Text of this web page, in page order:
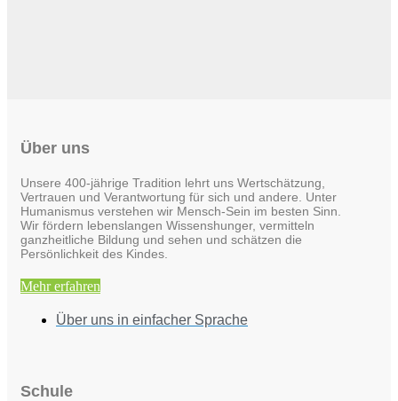
Über uns
Unsere 400-jährige Tradition lehrt uns Wertschätzung,
Vertrauen und Verantwortung für sich und andere. Unter
Humanismus verstehen wir Mensch-Sein im besten Sinn.
Wir fördern lebenslangen Wissenshunger, vermitteln
ganzheitliche Bildung und sehen und schätzen die
Persönlichkeit des Kindes.
Mehr erfahren
Über uns in einfacher Sprache
Schule